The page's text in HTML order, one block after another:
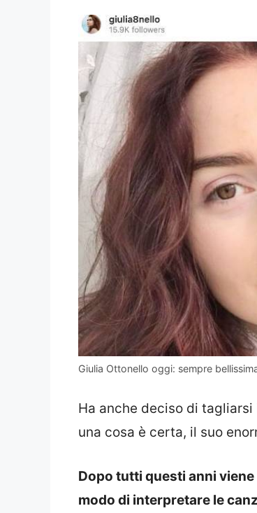
Giulia Ottonello oggi: sempre
Ha anche deciso di
una cosa è certa, il suo
Dopo tutti questi anni
modo di interpretare le